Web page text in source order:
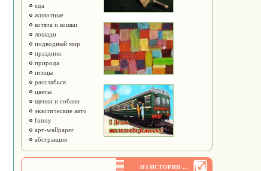
еда
животные
котята и кошки
лошади
подводный мир
праздник
природа
птицы
расслабься
цветы
щенки и собаки
экзотические авто
funny
арт-wallpaper
абстракция
ИЗ ИСТОРИИ ...